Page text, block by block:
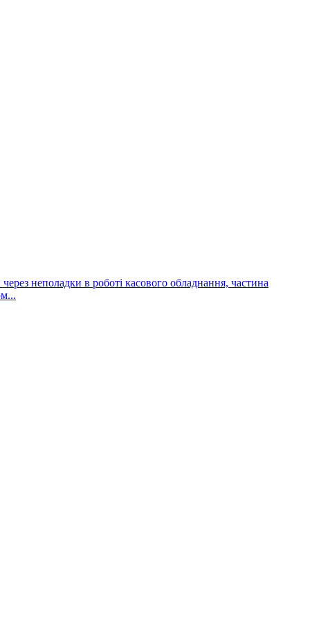
неполадки в роботі касового обладнання, частина